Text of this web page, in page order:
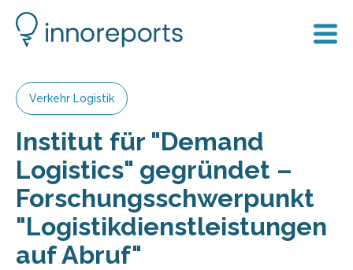
Verkehr Logistik
Institut für "Demand
Logistics" gegründet –
Forschungsschwerpunkt
"Logistikdienstleistungen
auf Abruf"